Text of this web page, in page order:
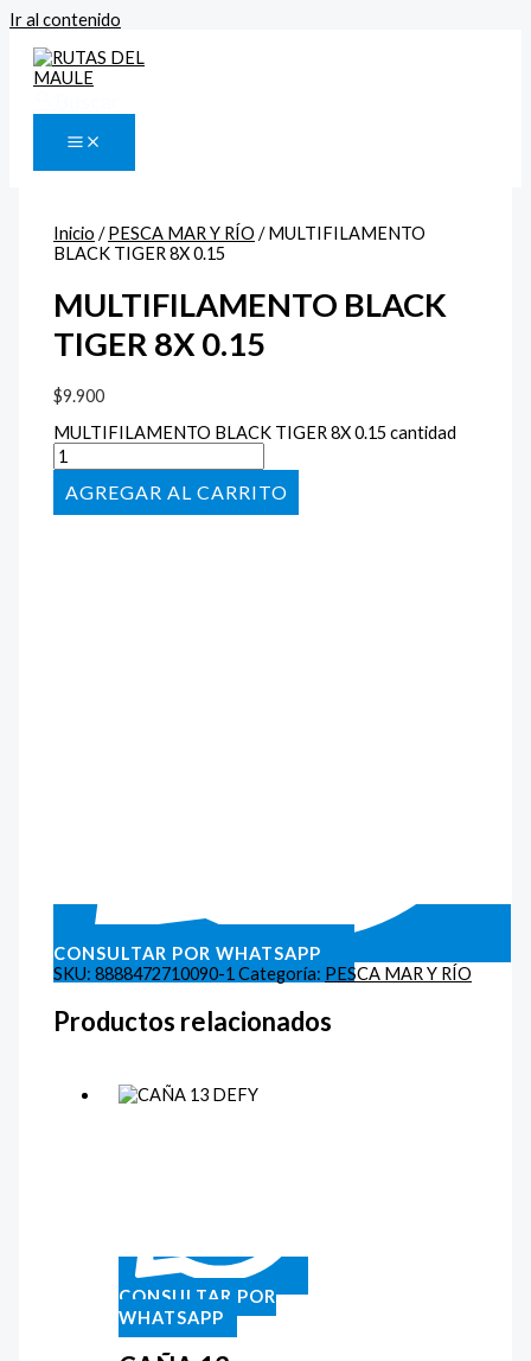
Ir al contenido
Inicio /PESCA MAR Y RÍO / MULTIFILAMENTO
BLACK TIGER 8X 0.15
MULTIFILAMENTO BLACK
TIGER 8X 0.15
$9.900
MULTIFILAMENTO BLACK TIGER 8X 0.15 cantidad
AÑADIR AL CARRITO
CONSULTAR POR WHATSAPP
SKU:8888472710090-1 Categoría: PESCA MAR Y RÍO
Productos relacionados
CONSULTAR POR
WHATSAPP